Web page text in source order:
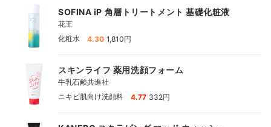
SOFINA iP 角層トリートメント 基礎化粧液
花王
化粧水
4.30 1,810円
スキンライフ 薬用洗顔フォーム
牛乳石鹸共進社
ニキビ肌向け洗顔料
4.77 332円